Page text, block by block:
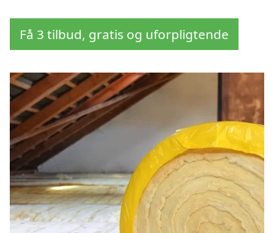
Få 3 tilbud, gratis og uforpligtende